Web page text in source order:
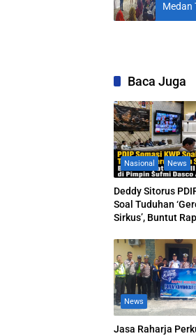
Medan
Baca Juga
Nasional News
Deddy Sitorus
Soal Tuduhan
Sirkus’, Buntut
News
Jasa Raharja